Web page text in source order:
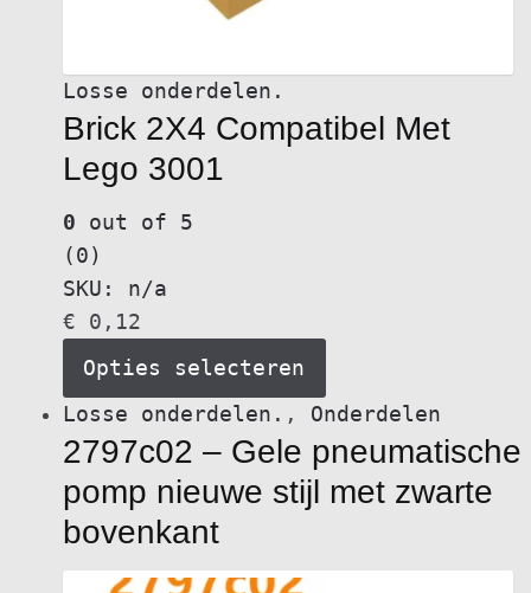
Losse onderdelen.
Brick 2X4 Compatibel Met
Lego 3001
0 out of 5
(0)
SKU: n/a
€ 0,12
Opties selecteren
Dit
product
heeft
meerdere
variaties.
Deze
Losse onderdelen. , Onderdelen
2797c02 – Gele pneumatische
pomp nieuwe stijl met zwarte
bovenkant